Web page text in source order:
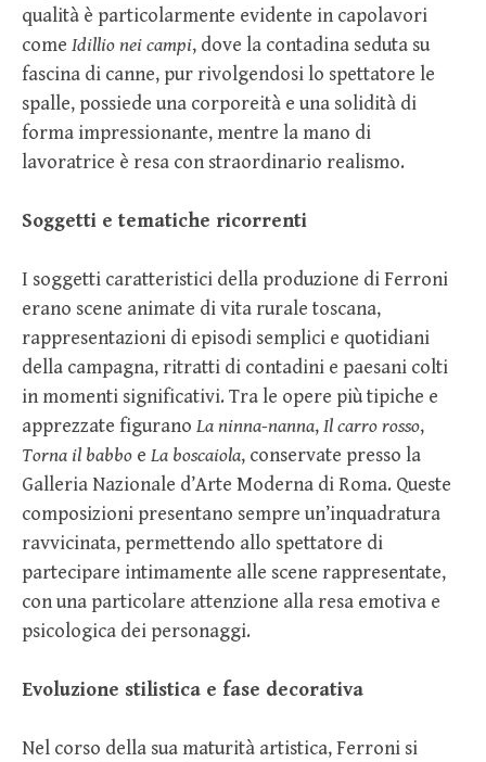
qualità è particolarmente evidente in capolavori
come Idillio nei campi, dove la contadina seduta su
fascina di canne, pur rivolgendosi lo spettatore le
spalle, possiede una corporeità e una solidità di
forma impressionante, mentre la mano di
lavoratrice è resa con straordinario realismo.
Soggetti e tematiche ricorrenti
I soggetti caratteristici della produzione di Ferroni
erano scene animate di vita rurale toscana,
rappresentazioni di episodi semplici e quotidiani
della campagna, ritratti di contadini e paesani colti
in momenti significativi. Tra le opere più tipiche e
apprezzate figurano La ninna-nanna,Il carro rosso,
Torna il babbo e La boscaiola, conservate presso la
Galleria Nazionale d’Arte Moderna di Roma. Queste
composizioni presentano sempre un’inquadratura
ravvicinata, permettendo allo spettatore di
partecipare intimamente alle scene rappresentate,
con una particolare attenzione alla resa emotiva e
psicologica dei personaggi.
Evoluzione stilistica e fase decorativa
Nel corso della sua maturità artistica, Ferroni si